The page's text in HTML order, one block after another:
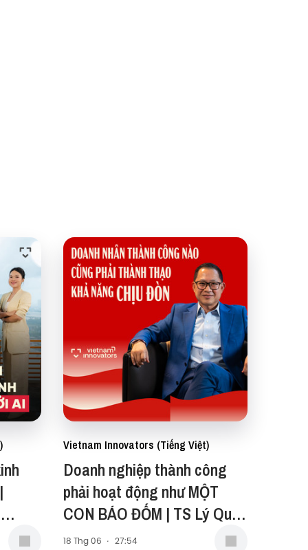
Vietnam Innovators (Tiếng Việt)
Doanh nghiệp thành công
phải hoạt động như MỘT
CON BÁO ĐỐM | TS Lý Quí
Trung | EP 116
18 Thg 06 · 27:54